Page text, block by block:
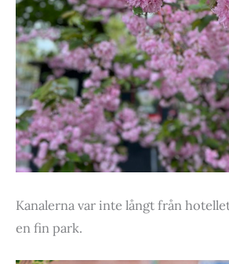
Kanalerna var inte långt från
en fin park.